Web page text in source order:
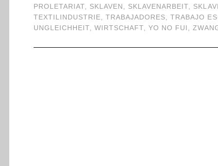
PROLETARIAT, SKLAVEN , SKLAVENARBEIT,
TEXTILINDUSTRIE, TRABAJADORES,TRABAJO
UNGLEICHHEIT, WIRTSCHAFT,YO NO FUI ,